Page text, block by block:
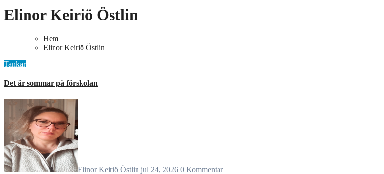
Elinor Keiriö Östlin
Hem
Elinor Keiriö Östlin
Tankar
Det är sommar på förskolan
Elinor Keiriö Östlin jul 24, 2026 0 Kommentar